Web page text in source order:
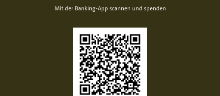
Mit der Banking-App scannen und spenden